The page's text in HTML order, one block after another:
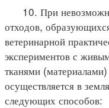
10. При
отходов,
ветеринарной
экспериментов с
тканями
осуществляется в
следующих способов: